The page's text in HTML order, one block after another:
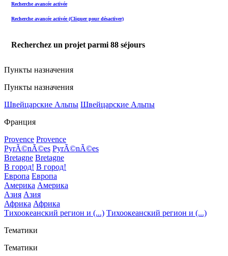
Recherche avancée activée
Recherche avancée activée (Cliquer pour désactiver)
Recherchez un projet parmi 88 séjours
Пункты назначения
Пункты назначения
Швейцарские Альпы Швейцарские Альпы
Франция
Provence Provence
PyrÃ©nÃ©es PyrÃ©nÃ©es
Bretagne Bretagne
В город! В город!
Европа Европа
Америка Америка
Азия Азия
Африка Африка
Тихоокеанский регион и (...) Тихоокеанский регион и (...)
Тематики
Тематики